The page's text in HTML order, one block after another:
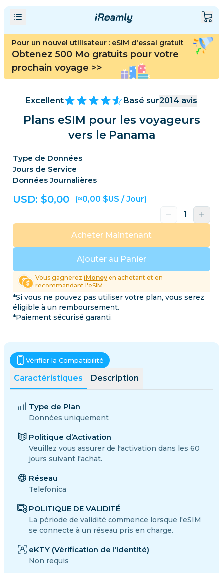
Pour un nouvel utilisateur : eSIM d'essai gratuit
Obtenez 500 Mo gratuits pour votre
prochain voyage >>
Excellent Basé sur2014 avis
Plans eSIM pour les voyageurs
vers le Panama
Type de Données
Jours de Service
Données Journalières
USD: $0,00 (≈0,00 $US / Jour)
Ajouter au Panier
Acheter Maintenant
Vous gagnerez iMoney en achetant et en
recommandant l'eSIM.
*Si vous ne pouvez pas utiliser votre plan, vous serez
éligible à un remboursement.
*Paiement sécurisé garanti.
Caractéristiques Description
Vérifier la Compatibilité
Type de Plan
Données uniquement
Politique d’Activation
Veuillez vous assurer de l'activation dans les 60
jours suivant l'achat.
Réseau
Telefonica
POLITIQUE DE VALIDITÉ
La période de validité commence lorsque l'eSIM
se connecte à un réseau pris en charge.
eKTY (Vérification de l'Identité)
Non requis